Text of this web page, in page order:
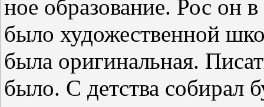
ное образование. Рос он
было художественной
была оригинальная.
было. С детства собирал